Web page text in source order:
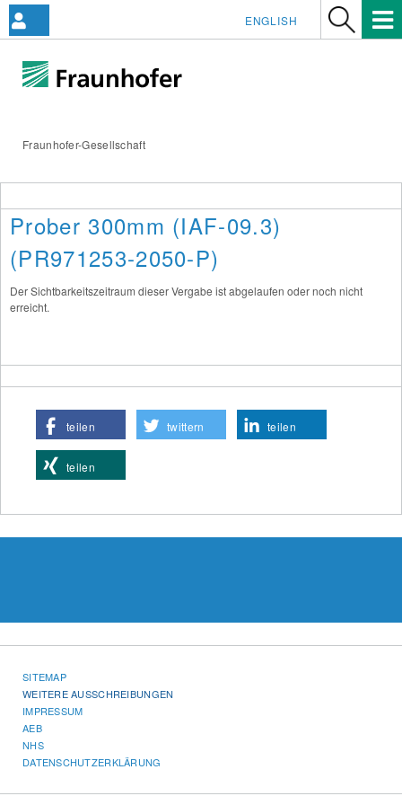
Fraunhofer-Gesellschaft
ENGLISH
Prober 300mm (IAF-09.3)
(PR971253-2050-P)
Der Sichtbarkeitszeitraum dieser Vergabe ist abgelaufen oder noch nicht
erreicht.
teilen twittern teilen
teilen
SITEMAP
WEITERE AUSSCHREIBUNGEN
IMPRESSUM
AEB
NHS
DATENSCHUTZERKLÄRUNG